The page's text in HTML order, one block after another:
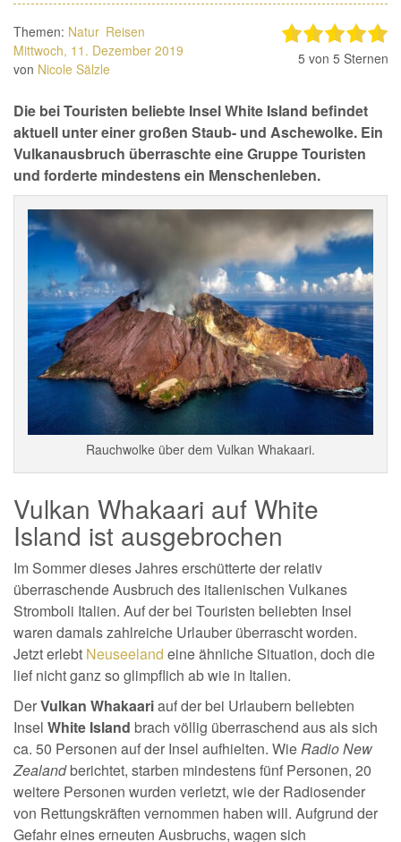
Themen: Natur Reisen
Mittwoch, 11. Dezember 2019
von Nicole Sälzle
5 von 5 Sternen
Die bei Touristen beliebte Insel White Island befindet
aktuell unter einer großen Staub- und Aschewolke. Ein
Vulkanausbruch überraschte eine Gruppe Touristen
und forderte mindestens ein Menschenleben.
Rauchwolke über dem Vulkan Whakaari.
Vulkan Whakaari auf White
Island ist ausgebrochen
Im Sommer dieses Jahres erschütterte der relativ
überraschende Ausbruch des italienischen Vulkanes
Stromboli Italien. Auf der bei Touristen beliebten Insel
waren damals zahlreiche Urlauber überrascht worden.
Jetzt erlebt Neuseeland eine ähnliche Situation, doch die
lief nicht ganz so glimpflich ab wie in Italien.
DerVulkan Whakaariauf der bei Urlaubern beliebten
Insel White Island brach völlig überraschend aus als sich
ca. 50 Personen auf der Insel aufhielten. WieRadio New
Zealandberichtet, starben mindestens fünf Personen, 20
weitere Personen wurden verletzt, wie der Radiosender
von Rettungskräften vernommen haben will. Aufgrund der
Gefahr eines erneuten Ausbruchs, wagen sich